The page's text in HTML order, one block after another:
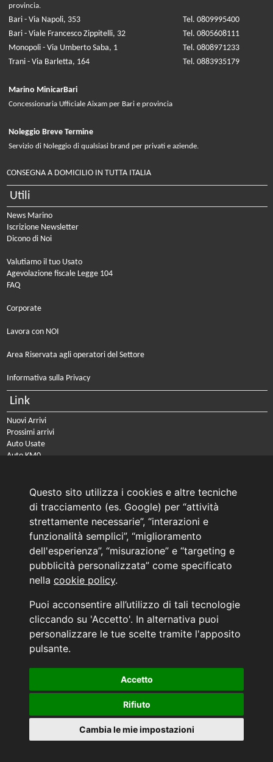
Questo sito utilizza i cookies e altre tecniche
di tracciamento (es. Google) per “attività
strettamente necessarie”, “interazioni e
funzionalità semplici”, “miglioramento
dell'esperienza”, “misurazione” e “targeting e
pubblicità personalizzata” come specificato
nella cookie policy.
Puoi acconsentire all’utilizzo di tali tecnologie
cliccando su 'Accetto'. In alternativa puoi
personalizzare le tue scelte tramite l'apposito
pulsante.
Accetto
Rifiuto
Cambia le mie impostazioni
provincia.
Bari - Via Napoli, 353
Tel. 0809995400
Bari - Viale Francesco Zippitelli, 32
Tel. 0805608111
Monopoli - Via Umberto Saba, 1
Tel. 0808971233
Trani - Via Barletta, 164
Tel. 0883935179
Marino MinicarBari
Concessionaria Ufficiale Aixam per Bari e provincia
Noleggio Breve Termine
Servizio di Noleggio di qualsiasi brand per privati e aziende.
CONSEGNA A DOMICILIO IN TUTTA ITALIA
Utili
News Marino
Iscrizione Newsletter
Dicono di Noi
Valutiamo il tuo Usato
Agevolazione fiscale Legge 104
FAQ
Corporate
Lavora con NOI
Area Riservata agli operatori del Settore
Informativa sulla Privacy
Link
Nuovi Arrivi
Prossimi arrivi
Auto Usate
Auto KM0
PRENOTA IL TUO INTERVENTO DI OFFICINA
PRENOTA LA REVISIONE DELLA TUA AUTO
Consulente Online Usato: 0805608980
Consulente Online Hyundai: 0805608985
AUTO PLANET BARI SRL | BARI, via Zippitelli 32-34 - CAP 70132 | P.I. 05126720720
Generata in 0,086 secondi | 216.73.217.178
INFORMATIVA AI SENSI DELL'ART. 79 DEL REG. IVASS n° 40/2018
Aggiorna le tue preferenze di consenso alle tecnologie di tracciamento.